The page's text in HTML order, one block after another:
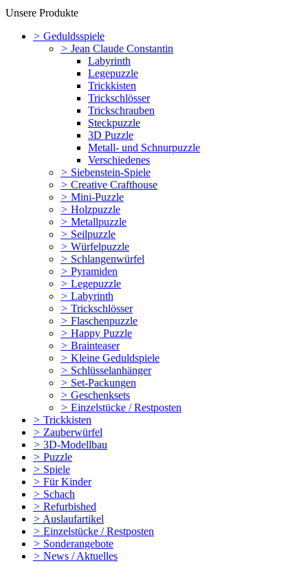
Unsere Produkte
> Geduldsspiele
> Jean Claude Constantin
Labyrinth
Legepuzzle
Trickkisten
Trickschlösser
Trickschrauben
Steckpuzzle
3D Puzzle
Metall- und Schnurpuzzle
Verschiedenes
> Siebenstein-Spiele
> Creative Crafthouse
> Mini-Puzzle
> Holzpuzzle
> Metallpuzzle
> Seilpuzzle
> Würfelpuzzle
> Schlangenwürfel
> Pyramiden
> Legepuzzle
> Labyrinth
> Trickschlösser
> Flaschenpuzzle
> Happy Puzzle
> Brainteaser
> Kleine Geduldspiele
> Schlüsselanhänger
> Set-Packungen
> Geschenksets
> Einzelstücke / Restposten
> Trickkisten
> Zauberwürfel
> 3D-Modellbau
> Puzzle
> Spiele
> Für Kinder
> Schach
> Refurbished
> Auslaufartikel
> Einzelstücke / Restposten
> Sonderangebote
> News / Aktuelles